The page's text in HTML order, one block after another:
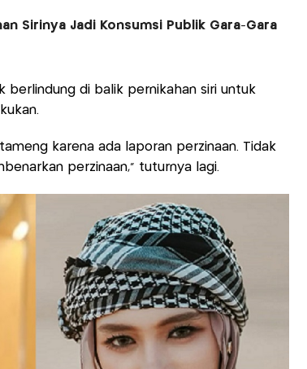
Sirinya Jadi Konsumsi Publik Gara-Gara
berlindung di balik pernikahan siri untuk
karena ada laporan perzinaan. Tidak
perzinaan," tuturnya lagi.